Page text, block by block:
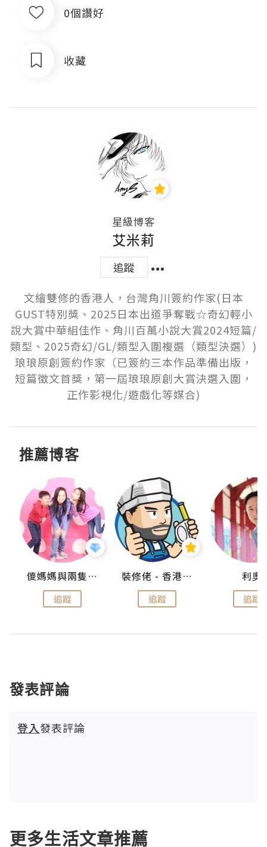
0個讚好
收藏
星級博客
艾米莉
追蹤
文繪雙修的香港人，台灣角川簽約作家(日本
GUST特別獎、2025日本出道爭奪戰☆奇幻輕小
說大賞中華組佳作、角川百萬小說大賞2024短篇/
類型、2025奇幻/GL/類型入圍複選（類型決選）)
琅琅原創簽約作家（已簽約三本作品準備出版，
短篇徵文首獎，第一屆琅琅原創大賞決選入圍，
正作影視化/遊戲化等媒合)
推薦博客
儍媽媽與兩隻小魔怪之家
追蹤
裝修佬 - 香港一站式網上裝修平台
追蹤
利奧
追蹤
發表評論
登入發表評論
更多生活文章推薦